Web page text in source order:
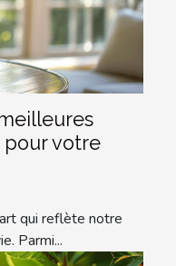
votre
qui reflète notre
Parmi...